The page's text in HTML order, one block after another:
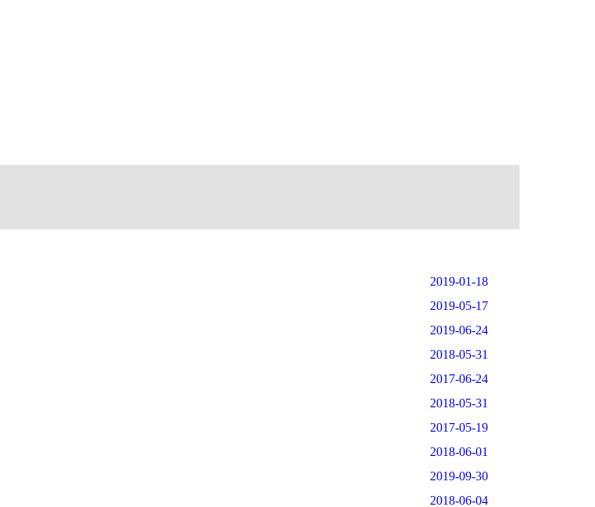
2019-01-18
2019-05-17
2019-06-24
2018-05-31
2017-06-24
2018-05-31
2017-05-19
2018-06-01
2019-09-30
2018-06-04